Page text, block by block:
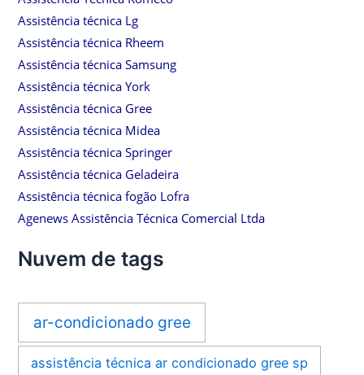
Assistência técnica Lg
Assistência técnica Rheem
Assistência técnica Samsung
Assistência técnica York
Assistência técnica Gree
Assistência técnica Midea
Assistência técnica Springer
Assistência técnica Geladeira
Assistência técnica fogão Lofra
Agenews Assistência Técnica Comercial Ltda
Nuvem de tags
ar-condicionado gree
assistência técnica ar condicionado gree sp